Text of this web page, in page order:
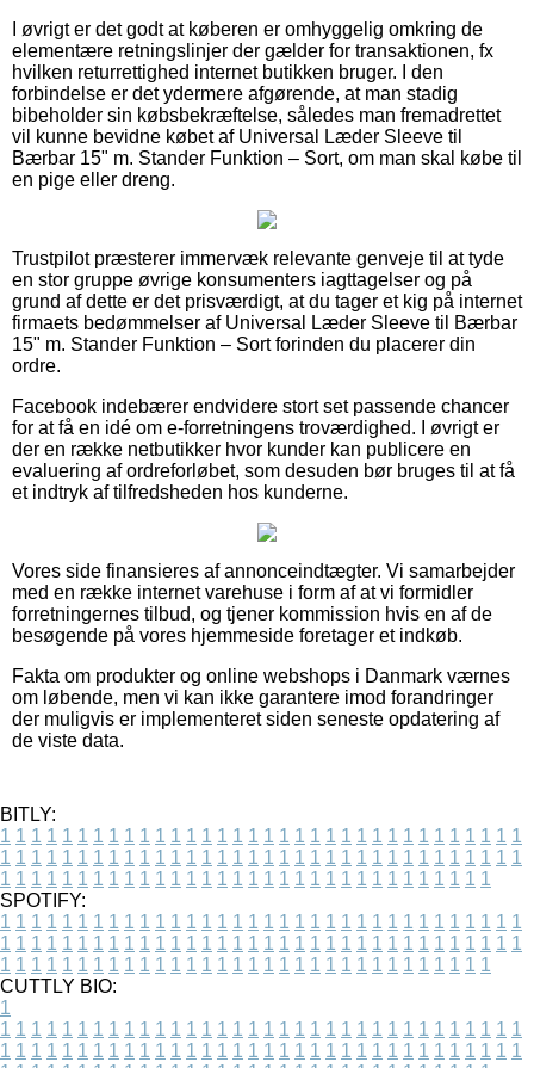
I øvrigt er det godt at køberen er omhyggelig omkring de
elementære retningslinjer der gælder for transaktionen, fx
hvilken returrettighed internet butikken bruger. I den
forbindelse er det ydermere afgørende, at man stadig
bibeholder sin købsbekræftelse, således man fremadrettet
vil kunne bevidne købet af Universal Læder Sleeve til
Bærbar 15" m. Stander Funktion – Sort, om man skal købe til
en pige eller dreng.
Trustpilot præsterer immervæk relevante genveje til at tyde
en stor gruppe øvrige konsumenters iagttagelser og på
grund af dette er det prisværdigt, at du tager et kig på internet
firmaets bedømmelser af Universal Læder Sleeve til Bærbar
15" m. Stander Funktion – Sort forinden du placerer din
ordre.
Facebook indebærer endvidere stort set passende chancer
for at få en idé om e-forretningens troværdighed. I øvrigt er
der en række netbutikker hvor kunder kan publicere en
evaluering af ordreforløbet, som desuden bør bruges til at få
et indtryk af tilfredsheden hos kunderne.
Vores side finansieres af annonceindtægter. Vi samarbejder
med en række internet varehuse i form af at vi formidler
forretningernes tilbud, og tjener kommission hvis en af de
besøgende på vores hjemmeside foretager et indkøb.
Fakta om produkter og online webshops i Danmark værnes
om løbende, men vi kan ikke garantere imod forandringer
der muligvis er implementeret siden seneste opdatering af
de viste data.
BITLY:
1 1 1 1 1 1 1 1 1 1 1 1 1 1 1 1 1 1 1 1 1 1 1 1 1 1 1 1 1 1 1 1 1 1
1 1 1 1 1 1 1 1 1 1 1 1 1 1 1 1 1 1 1 1 1 1 1 1 1 1 1 1 1 1 1 1 1 1
1 1 1 1 1 1 1 1 1 1 1 1 1 1 1 1 1 1 1 1 1 1 1 1 1 1 1 1 1 1 1 1
SPOTIFY:
1 1 1 1 1 1 1 1 1 1 1 1 1 1 1 1 1 1 1 1 1 1 1 1 1 1 1 1 1 1 1 1 1 1
1 1 1 1 1 1 1 1 1 1 1 1 1 1 1 1 1 1 1 1 1 1 1 1 1 1 1 1 1 1 1 1 1 1
1 1 1 1 1 1 1 1 1 1 1 1 1 1 1 1 1 1 1 1 1 1 1 1 1 1 1 1 1 1 1 1
CUTTLY BIO:
1
1 1 1 1 1 1 1 1 1 1 1 1 1 1 1 1 1 1 1 1 1 1 1 1 1 1 1 1 1 1 1 1 1 1
1 1 1 1 1 1 1 1 1 1 1 1 1 1 1 1 1 1 1 1 1 1 1 1 1 1 1 1 1 1 1 1 1 1